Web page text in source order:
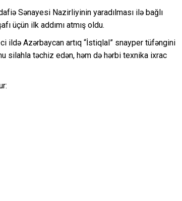
Sənayesi Nazirliyinin yaradılması ilə bağlı
üçün ilk addımı atmış oldu.
ildə Azərbaycan artıq “İstiqlal” snayper tüfəngini
silahla təchiz edən, həm də hərbi texnika ixrac